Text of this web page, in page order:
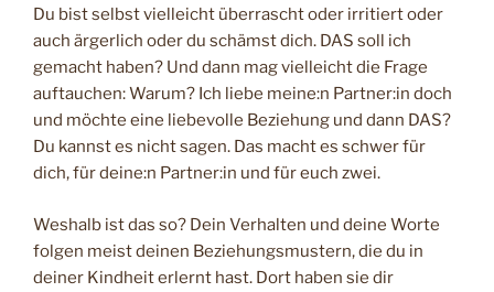
Du bist selbst vielleicht überrascht oder irritiert oder
auch ärgerlich oder du schämst dich. DAS soll ich
gemacht haben? Und dann mag vielleicht die Frage
auftauchen: Warum? Ich liebe meine:n Partner:in doch
und möchte eine liebevolle Beziehung und dann DAS?
Du kannst es nicht sagen. Das macht es schwer für
dich, für deine:n Partner:in und für euch zwei.
Weshalb ist das so? Dein Verhalten und deine Worte
folgen meist deinen Beziehungsmustern, die du in
deiner Kindheit erlernt hast. Dort haben sie dir